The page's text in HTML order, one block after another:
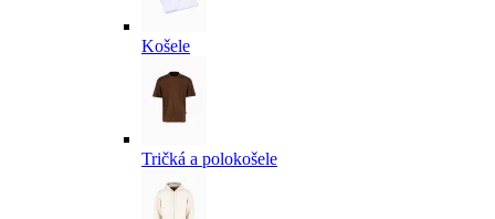
Košele
Tričká a polokošele